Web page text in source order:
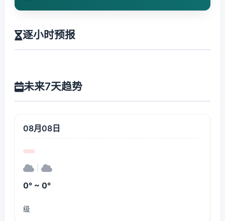
逐小时预报
未来7天趋势
08月08日
0° ~ 0°
级